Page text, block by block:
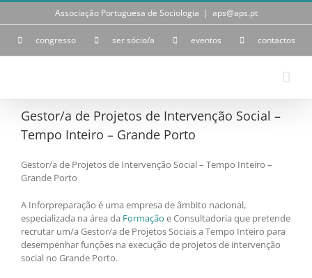
Skip
Associação Portuguesa de Sociologia | aps@aps.pt
congresso ser sócio/a eventos contactos
Gestor/a de Projetos de Intervenção Social –
Tempo Inteiro – Grande Porto
Gestor/a de Projetos de Intervenção Social – Tempo Inteiro –
Grande Porto
A Inforpreparação é uma empresa de âmbito nacional,
especializada na área da Formação e Consultadoria que pretende
recrutar um/a Gestor/a de Projetos Sociais a Tempo Inteiro para
desempenhar funções na execução de projetos de intervenção
social no Grande Porto.